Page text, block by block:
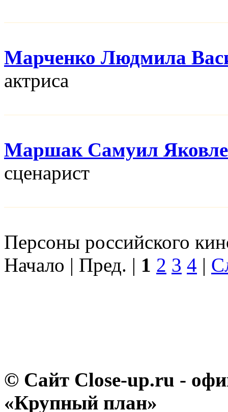
Марченко Людмила
актриса
Маршак Самуил
сценарист
Персоны российского
Начало | Пред. | 1 2 3 4 |
© Сайт Close-up.ru -
«Крупный план»